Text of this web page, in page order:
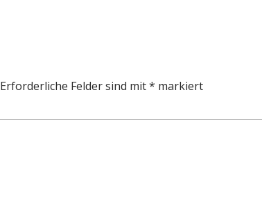
Erforderliche Felder sind mit* markiert